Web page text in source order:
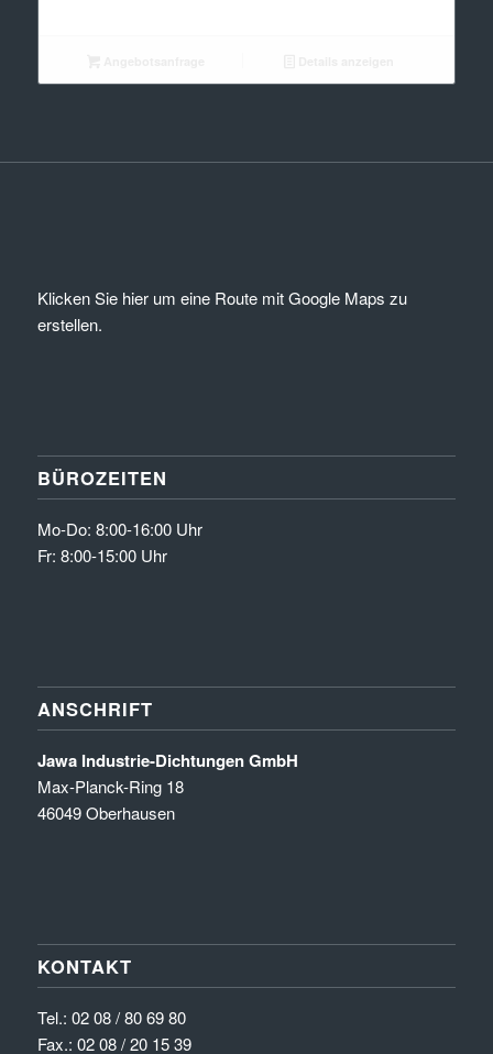
Klicken Sie hier um eine Route mit Google Maps zu
erstellen.
BÜROZEITEN
Mo-Do: 8:00-16:00 Uhr
Fr: 8:00-15:00 Uhr
ANSCHRIFT
Jawa Industrie-Dichtungen GmbH
Max-Planck-Ring 18
46049 Oberhausen
KONTAKT
Tel.: 02 08 / 80 69 80
Fax.: 02 08 / 20 15 39